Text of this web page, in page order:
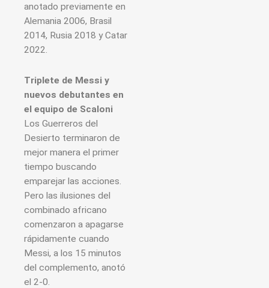
anotado previamente en
Alemania 2006, Brasil
2014, Rusia 2018 y Catar
2022.
Triplete de Messi y
nuevos debutantes en
el equipo de Scaloni
Los Guerreros del
Desierto terminaron de
mejor manera el primer
tiempo buscando
emparejar las acciones.
Pero las ilusiones del
combinado africano
comenzaron a apagarse
rápidamente cuando
Messi, a los 15 minutos
del complemento, anotó
el 2-0.